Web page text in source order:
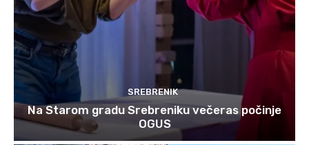
SREBRENIK
Na Starom gradu Srebreniku večeras počinje
OGUS